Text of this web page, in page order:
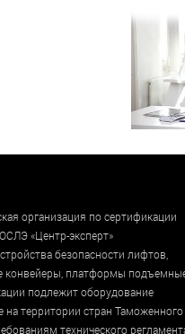
организация по сертификации
«Центр-эксперт»
безопасности лифтов,
конвейеры, платформы
подлежит оборудование
территории стран Таможенного
технического